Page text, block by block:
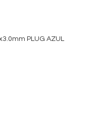
PLUG AZUL